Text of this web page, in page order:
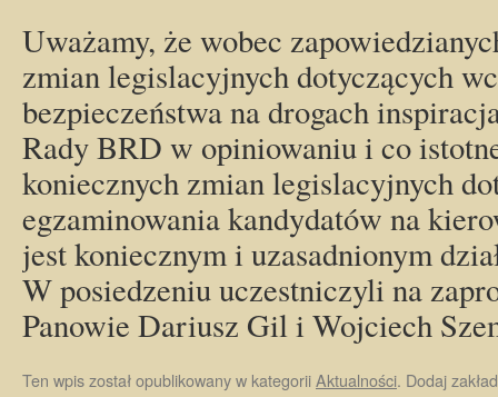
Uważamy, że wobec
zmian legislacyjnych dotyczących
bezpieczeństwa na drogach
Rady BRD w opiniowaniu i co
koniecznych zmian legislacyjnych
egzaminowania kandydatów na
jest koniecznym i uzasadnionym
W posiedzeniu uczestniczyli na
Panowie Dariusz Gil i Wojciech
Ten wpis został opublikowany w kategoriiAktualności. Dodaj